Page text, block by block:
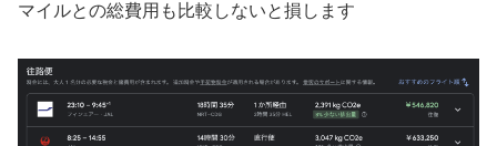
マイルとの総費用も比較しないと損します